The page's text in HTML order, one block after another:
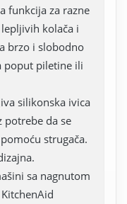
funkcija za razne
kolača i
brzo i slobodno
poput piletine ili
silikonska ivica
potrebe da se
strugača.
sa nagnutom